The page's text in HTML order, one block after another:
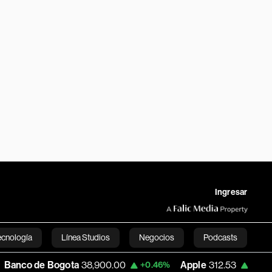
Ingresar
Línea Studios Negocios Podcasts
English
Bogota 38,900.00 +0.46% Apple 312.53 +0.51% USD